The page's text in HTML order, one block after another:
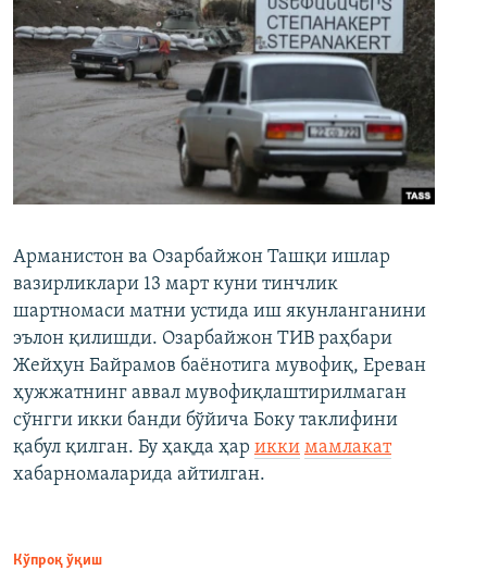
Арманистон ва Озарбайжон Ташқи ишлар
вазирликлари 13 март куни тинчлик
шартномаси матни устида иш якунланганини
эълон қилишди. Озарбайжон ТИВ раҳбари
Жейҳун Байрамов баёнотига мувофиқ, Ереван
ҳужжатнинг аввал мувофиқлаштирилмаган
сўнгги икки банди бўйича Боку таклифини
қабул қилган. Бу ҳақда ҳар икки мамлакат
хабарномаларида айтилган.
Кўпроқ ўқиш